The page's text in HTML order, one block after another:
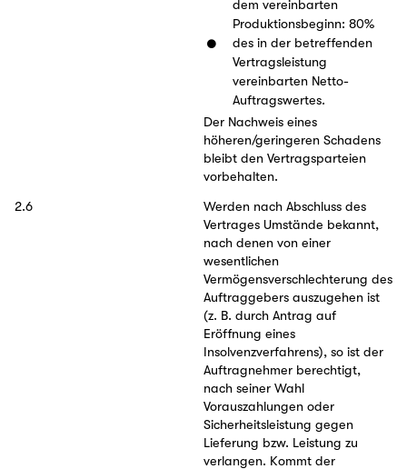
dem vereinbarten
Produktionsbeginn: 80%
des in der betreffenden
Vertragsleistung
vereinbarten Netto-
Auftragswertes.
Der Nachweis eines
höheren/geringeren Schadens
bleibt den Vertragsparteien
vorbehalten.
2.6
Werden nach Abschluss des
Vertrages Umstände bekannt,
nach denen von einer
wesentlichen
Vermögensverschlechterung des
Auftraggebers auszugehen ist
(z. B. durch Antrag auf
Eröffnung eines
Insolvenzverfahrens), so ist der
Auftragnehmer berechtigt,
nach seiner Wahl
Vorauszahlungen oder
Sicherheitsleistung gegen
Lieferung bzw. Leistung zu
verlangen. Kommt der